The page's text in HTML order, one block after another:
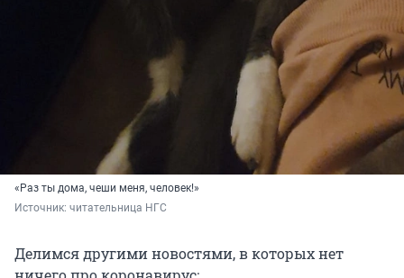
«Раз ты дома, чеши меня, человек!»
Источник: читательница НГС
Делимся другими новостями, в которых нет